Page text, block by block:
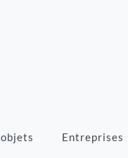
Entreprises